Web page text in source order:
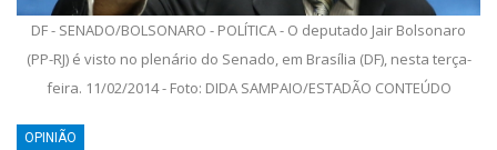
DF - SENADO/BOLSONARO - POLÍTICA - O deputado Jair Bolsonaro
(PP-RJ) é visto no plenário do Senado, em Brasília (DF), nesta terça-
feira. 11/02/2014 - Foto: DIDA SAMPAIO/ESTADÃO CONTEÚDO
OPINIÃO